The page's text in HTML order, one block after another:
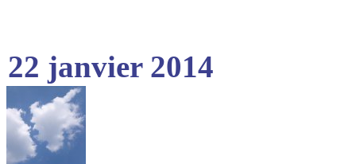
22 janvier 2014